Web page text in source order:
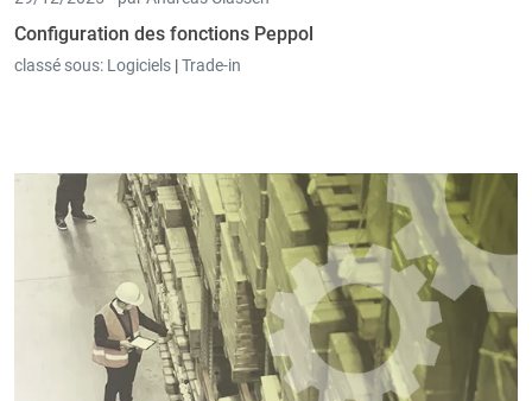
Configuration des fonctions Peppol
classé sous: Logiciels |Trade-in